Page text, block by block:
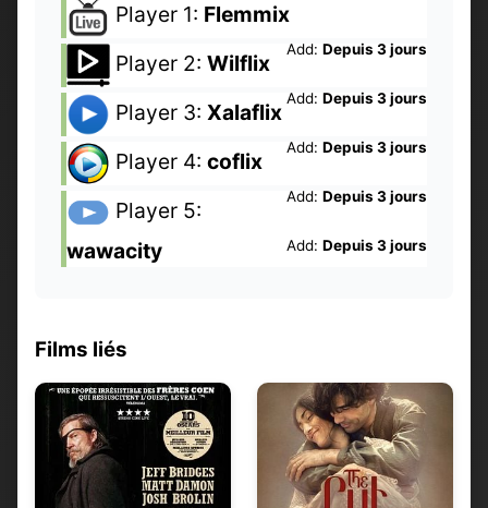
Player 1: Flemmix
Add: Depuis 3 jours
Player 2: Wilflix
Add: Depuis 3 jours
Player 3: Xalaflix
Add: Depuis 3 jours
Player 4: coflix
Add: Depuis 3 jours
Player 5:
wawacity
Add: Depuis 3 jours
Films liés